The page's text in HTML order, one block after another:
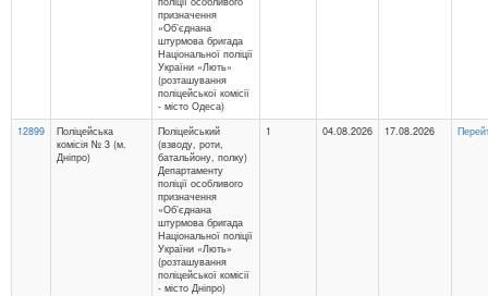
призначення
«Об’єднана
штурмова бригада
Національної поліції
України «Лють»
(розташування
поліцейської комісії
- місто Одеса)
12899
Поліцейська
комісія № 3 (м.
Дніпро)
Поліцейський
(взводу, роти,
батальйону, полку)
Департаменту
поліції особливого
призначення
«Об’єднана
штурмова бригада
Національної поліції
України «Лють»
(розташування
поліцейської комісії
- місто Дніпро)
1 04.08.2026 17.08.2026